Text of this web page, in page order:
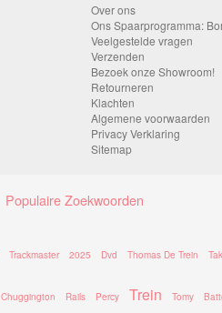
Over ons
Ons Spaarprogramma:
Veelgestelde vragen
Verzenden
Bezoek onze Showroom!
Retourneren
Klachten
Algemene voorwaarden
Privacy Verklaring
Sitemap
Populaire Zoekwoorden
Trackmaster 2025 Dvd Thomas De Trein
Chuggington Rails Percy Trein Tomy